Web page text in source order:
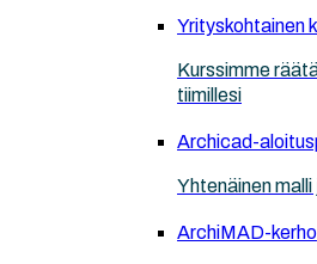
Yrityskohtainen
Kurssimme
tiimillesi
Archicad-
Yhtenäinen
ArchiMAD-kerho